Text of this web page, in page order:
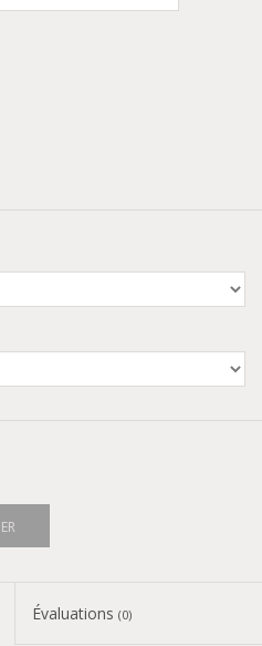
Évaluations (0)